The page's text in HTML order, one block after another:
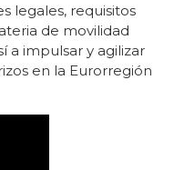
legales, requisitos
de movilidad
a impulsar y agilizar
en la Eurorregión